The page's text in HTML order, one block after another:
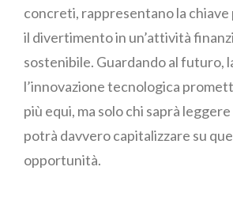
concreti, rappresentano la
il divertimento in un’attività
sostenibile. Guardando al futuro,
l’innovazione tecnologica
più equi, ma solo chi saprà
potrà davvero capitalizzare su
opportunità.